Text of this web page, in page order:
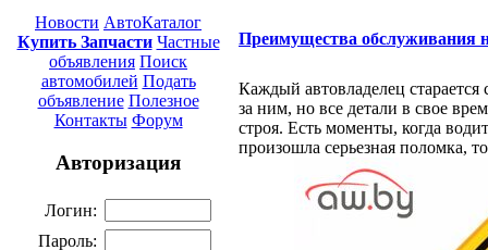
Новости АвтоКаталог
Купить Запчасти Частные
объявления Поиск
автомобилей Подать
объявление Полезное
Контакты Форум
Авторизация
Логин:
Пароль:
Преимущества обслуживания
Каждый автовладелец
за ним, но все детали в свое
строя. Есть моменты, когда
произошла серьезная поломка,